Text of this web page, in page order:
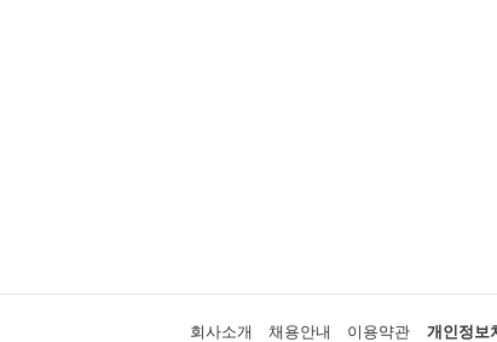
회사소개 채용안내 이용약관 개인정보